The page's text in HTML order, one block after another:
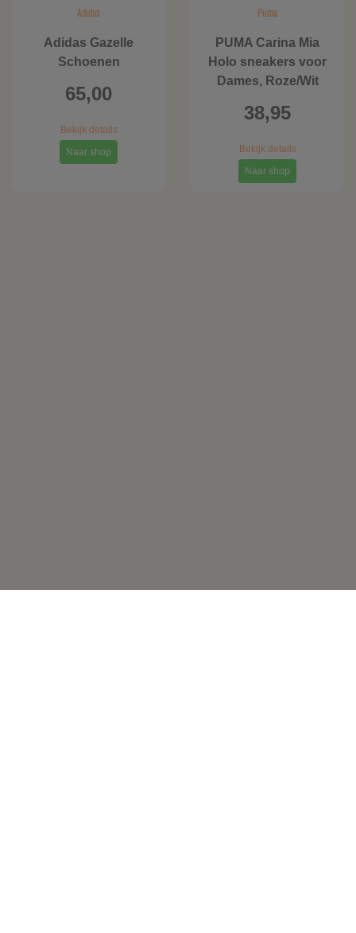
Adidas
Adidas Gazelle
Schoenen
65,00
Bekijk details
Naar shop
Puma
PUMA Carina Mia
Holo sneakers voor
Dames, Roze/Wit
38,95
Bekijk details
Naar shop